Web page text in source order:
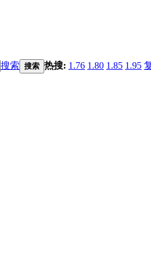
搜索 搜索 热搜: 1.76 1.80 1.85 1.95